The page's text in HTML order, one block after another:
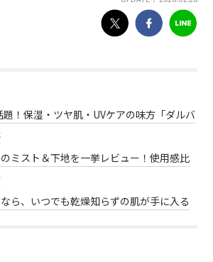
題！保湿・ツヤ肌・UVケアの味方「ダルバ
ミスト＆下地を一挙レビュー！使用感比
ら、いつでも乾燥知らずの肌が手に入る